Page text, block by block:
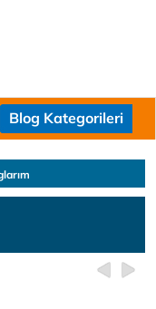
Blog Kategorileri